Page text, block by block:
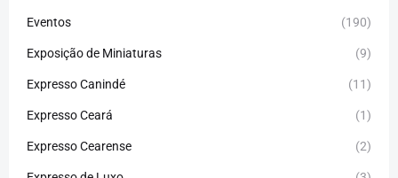
Eventos (190)
Exposição de Miniaturas (9)
Expresso Canindé (11)
Expresso Ceará (1)
Expresso Cearense (2)